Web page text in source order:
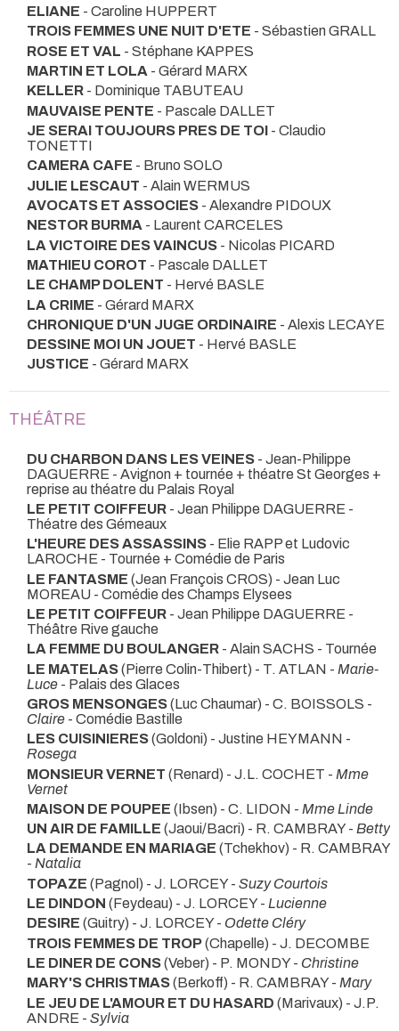
ELIANE - Caroline HUPPERT
TROIS FEMMES UNE NUIT D'ETE - Sébastien GRALL
ROSE ET VAL - Stéphane KAPPES
MARTIN ET LOLA - Gérard MARX
KELLER - Dominique TABUTEAU
MAUVAISE PENTE - Pascale DALLET
JE SERAI TOUJOURS PRES DE TOI - Claudio
TONETTI
CAMERA CAFE - Bruno SOLO
JULIE LESCAUT - Alain WERMUS
AVOCATS ET ASSOCIES - Alexandre PIDOUX
NESTOR BURMA - Laurent CARCELES
LA VICTOIRE DES VAINCUS - Nicolas PICARD
MATHIEU COROT - Pascale DALLET
LE CHAMP DOLENT - Hervé BASLE
LA CRIME - Gérard MARX
CHRONIQUE D'UN JUGE ORDINAIRE - Alexis LECAYE
DESSINE MOI UN JOUET - Hervé BASLE
JUSTICE - Gérard MARX
THÉÂTRE
DU CHARBON DANS LES VEINES - Jean-Philippe
DAGUERRE - Avignon + tournée + théatre St Georges +
reprise au théatre du Palais Royal
LE PETIT COIFFEUR - Jean Philippe DAGUERRE -
Théatre des Gémeaux
L'HEURE DES ASSASSINS - Elie RAPP et Ludovic
LAROCHE - Tournée + Comédie de Paris
LE FANTASME (Jean François CROS) - Jean Luc
MOREAU - Comédie des Champs Elysees
LE PETIT COIFFEUR - Jean Philippe DAGUERRE -
Théâtre Rive gauche
LA FEMME DU BOULANGER - Alain SACHS - Tournée
LE MATELAS(Pierre Colin-Thibert) - T. ATLAN - Marie-
Luce - Palais des Glaces
GROS MENSONGES(Luc Chaumar) - C. BOISSOLS -
Claire - Comédie Bastille
LES CUISINIERES(Goldoni) - Justine HEYMANN -
Rosega
MONSIEUR VERNET (Renard) - J.L. COCHET - Mme
Vernet
MAISON DE POUPEE (Ibsen) - C. LIDON - Mme Linde
UN AIR DE FAMILLE (Jaoui/Bacri) - R. CAMBRAY - Betty
LA DEMANDE EN MARIAGE (Tchekhov) - R. CAMBRAY
- Natalia
TOPAZE (Pagnol) - J. LORCEY - Suzy Courtois
LE DINDON (Feydeau) - J. LORCEY - Lucienne
DESIRE (Guitry) - J. LORCEY - Odette Cléry
TROIS FEMMES DE TROP(Chapelle) - J. DECOMBE
LE DINER DE CONS(Veber) - P. MONDY - Christine
MARY'S CHRISTMAS(Berkoff) - R. CAMBRAY - Mary
LE JEU DE L'AMOUR ET DU HASARD (Marivaux) - J.P.
ANDRE - Sylvia